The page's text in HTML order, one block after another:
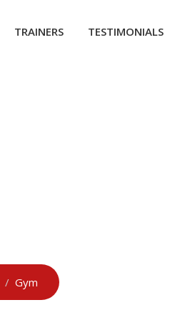
TRAINERS TESTIMONIALS
Gym